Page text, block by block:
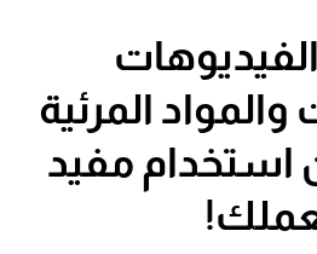
والمواد المرئية
استخدام مفيد